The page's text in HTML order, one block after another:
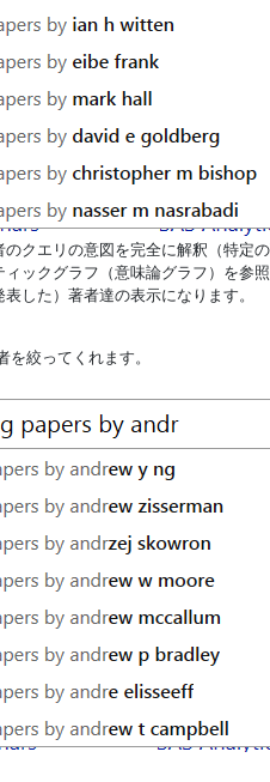
クエリの意図を完全に解釈（特定
ックグラフ（意味論グラフ）を参
した）著者達の表示になります。
絞ってくれます。